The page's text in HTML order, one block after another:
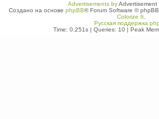
Advertisements byAdvertisement
Создано на основе phpBB® Forum Software ©
Colorize It.
Русская поддержка
Time: 0.251s| Queries: 10| Peak